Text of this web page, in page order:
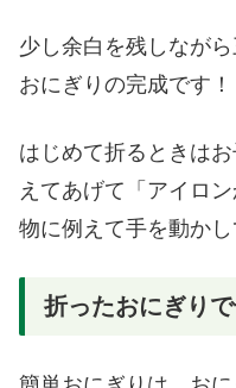
少し余白を残しなが
おにぎりの完成です！
はじめて折るときは
えてあげて「アイロ
物に例えて手を動か
折ったおにぎり